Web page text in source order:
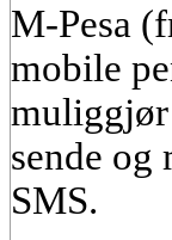
M-Pesa
mobile
muliggjør
sende og
SMS.